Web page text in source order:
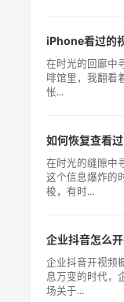
iPhone看过的
在时光的回廊中
啡馆里，我翻看
怅...
如何恢复查看
在时光的缝隙中
这个信息爆炸的
梭，有时...
企业抖音怎么
企业抖音开视频
息万变的时代，
场关于...